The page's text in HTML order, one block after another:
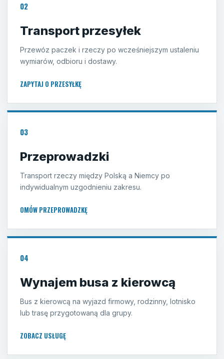
02
Transport przesyłek
Przewóz paczek i rzeczy po wcześniejszym ustaleniu
wymiarów, odbioru i dostawy.
ZAPYTAJ O PRZESYŁKĘ
03
Przeprowadzki
Transport rzeczy między Polską a Niemcy po
indywidualnym uzgodnieniu zakresu.
OMÓW PRZEPROWADZKĘ
04
Wynajem busa z kierowcą
Bus z kierowcą na wyjazd firmowy, rodzinny, lotnisko
lub trasę przygotowaną dla grupy.
ZOBACZ USŁUGĘ